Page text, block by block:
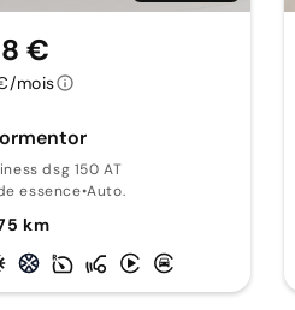
dsg 150 AT
essence•Auto.
km
€
mois